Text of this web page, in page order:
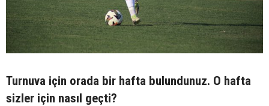
Turnuva için orada bir hafta bulundunuz. O hafta
sizler için nasıl geçti?